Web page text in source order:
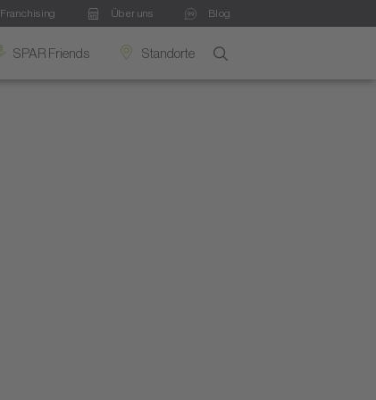
Franchising Über uns Blog
SPAR Friends Standorte